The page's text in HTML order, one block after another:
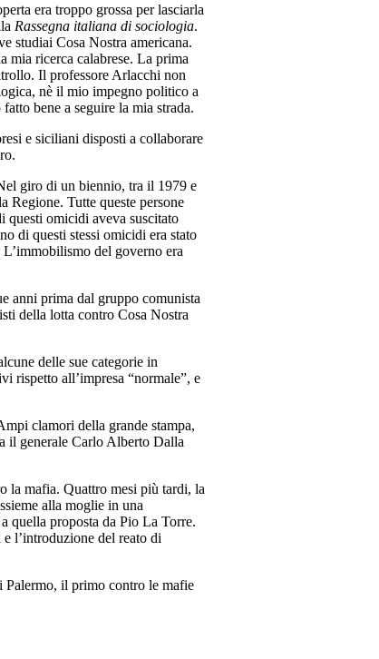
era troppo grossa per lasciarla
Rassegna italiana di sociologia.
studiai Cosa Nostra americana.
mia ricerca calabrese. La prima
Il professore Arlacchi non
nè il mio impegno politico a
bene a seguire la mia strada.
e siciliani disposti a collaborare
giro di un biennio, tra il 1979 e
Regione. Tutte queste persone
questi omicidi aveva suscitato
di questi stessi omicidi era stato
del governo era
anni prima dal gruppo comunista
della lotta contro Cosa Nostra
delle sue categorie in
rispetto all’impresa “normale”, e
clamori della grande stampa,
il generale Carlo Alberto Dalla
la mafia. Quattro mesi più tardi, la
alla moglie in una
quella proposta da Pio La Torre.
l’introduzione del reato di
Palermo, il primo contro le mafie